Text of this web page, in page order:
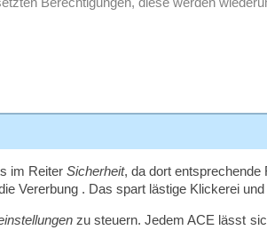
im Reiter Sicherheit, da dort entsprechende
Vererbung . Das spart lästige Klickerei und
zu steuern. Jedem ACE lässt